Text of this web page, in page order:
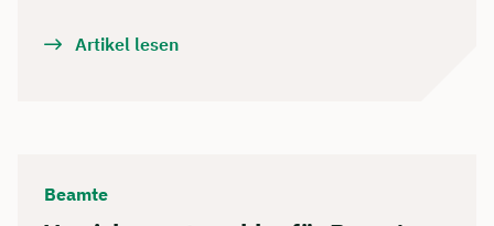
Artikel lesen
Beamte